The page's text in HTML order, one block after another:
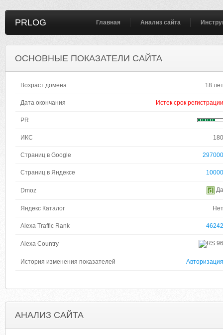
PRLOG Главная Анализ сайта
ОСНОВНЫЕ ПОКАЗАТЕЛИ САЙТА
Возраст домена 18 лет
Дата окончания Истек срок регистрации
PR
ИКС 180
Страниц в Google 297000
Страниц в Яндексе 10000
Dmoz Да
Яндекс Каталог Нет
Alexa Traffic Rank 46242
Alexa Country 96
История изменения показателей Авторизация
АНАЛИЗ САЙТА